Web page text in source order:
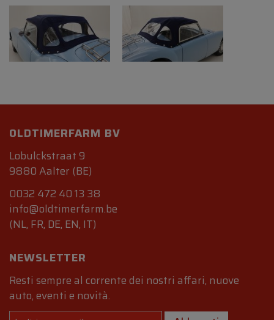
OLDTIMERFARM BV
Lobulckstraat 9
9880 Aalter (BE)
0032 472 40 13 38
info@oldtimerfarm.be
(NL, FR, DE, EN, IT)
NEWSLETTER
Resti sempre al corrente dei nostri affari, nuove
auto, eventi e novità.